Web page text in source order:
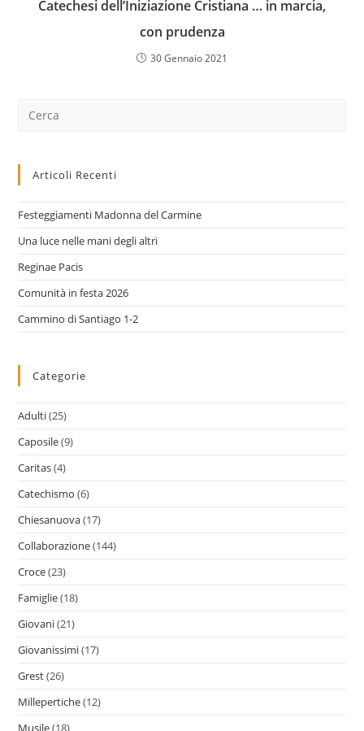
Catechesi dell’Iniziazione Cristiana … in marcia,
con prudenza
30 Gennaio 2021
nel
Articoli Recenti
Festeggiamenti Madonna del Carmine
Una luce nelle mani degli altri
Reginae Pacis
Comunità in festa 2026
Cammino di Santiago 1-2
Categorie
Adulti(25)
Caposile(9)
Caritas(4)
Catechismo (6)
Chiesanuova(17)
Collaborazione(144)
Croce(23)
Famiglie(18)
Giovani(21)
Giovanissimi(17)
Grest(26)
Millepertiche(12)
Musile(18)